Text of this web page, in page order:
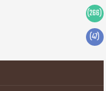
(266)
(47)